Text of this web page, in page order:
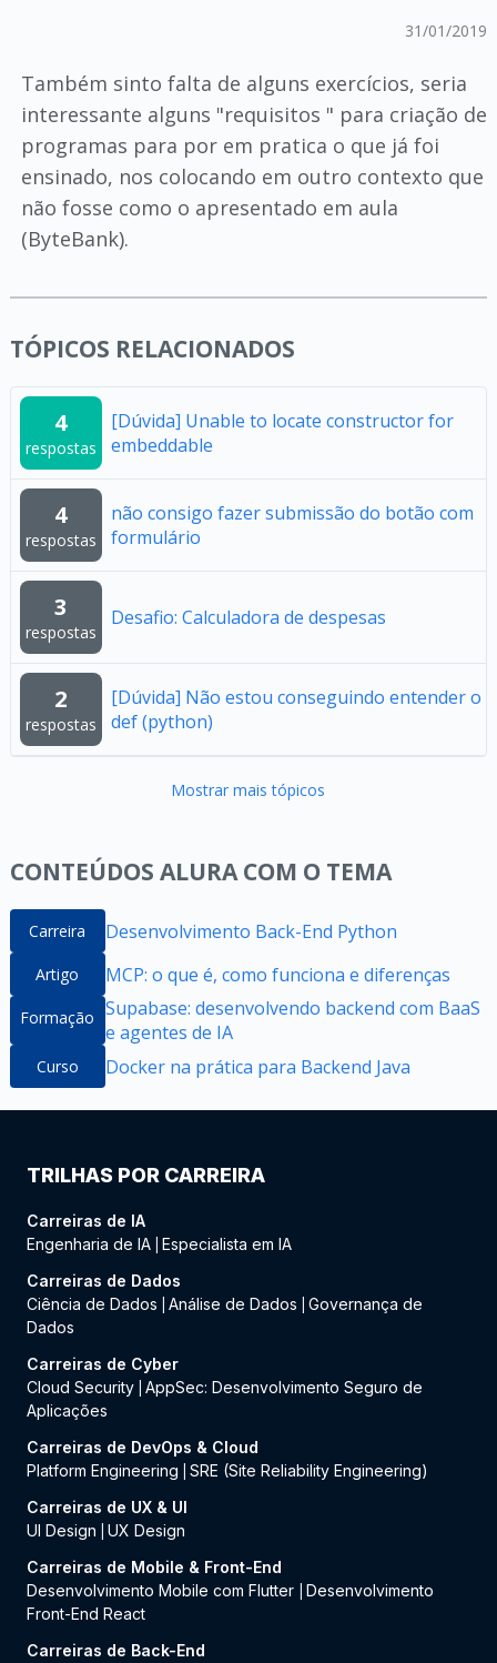
31/01/2019
Também sinto falta de alguns exercícios, seria
interessante alguns "requisitos " para criação de
programas para por em pratica o que já foi
ensinado, nos colocando em outro contexto que
não fosse como o apresentado em aula
(ByteBank).
TÓPICOS RELACIONADOS
4
respostas
[Dúvida] Unable to locate constructor for
embeddable
4
respostas
não consigo fazer submissão do botão com
formulário
3
respostas
Desafio: Calculadora de despesas
2
respostas
[Dúvida] Não estou conseguindo entender o
def (python)
Mostrar mais tópicos
CONTEÚDOS ALURA COM O TEMA
Carreira Desenvolvimento Back-End Python
Artigo MCP: o que é, como funciona e diferenças
Formação Supabase: desenvolvendo backend com BaaS
e agentes de IA
Curso Docker na prática para Backend Java
TRILHAS POR CARREIRA
Carreiras de IA
Engenharia de IA Especialista em IA
Carreiras de Dados
Ciência de Dados
Análise de Dados
Governança de
Dados
Carreiras de Cyber
Cloud Security AppSec: Desenvolvimento Seguro de
Aplicações
Carreiras de DevOps & Cloud
Platform Engineering
SRE (Site Reliability Engineering)
Carreiras de UX & UI
UI Design
UX Design
Carreiras de Mobile & Front-End
Desenvolvimento Mobile com Flutter
Desenvolvimento
Front-End React
Carreiras de Back-End